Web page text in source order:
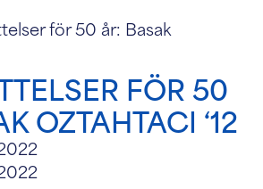
för 50 år: Basak
FÖR 50
OZTAHTACI ‘12